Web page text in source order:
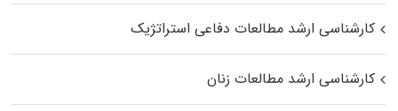
کارشناسی ارشد مطالعات دفاعی استراتژیک
کارشناسی ارشد مطالعات زنان